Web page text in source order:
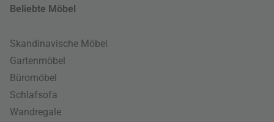
Beliebte Möbel
Skandinavische Möbel
Gartenmöbel
Büromöbel
Schlafsofa
Wandregale